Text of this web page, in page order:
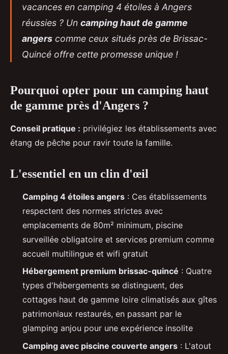
vacances en camping 4 étoiles à Angers
réussies ? Un camping haut de gamme
angers comme ceux situés près de Brissac-
Quincé offre cette promesse unique !
Pourquoi opter pour un camping haut
de gamme près d'Angers ?
Conseil pratique : privilégiez les établissements avec
étang de pêche pour ravir toute la famille.
L'essentiel en un clin d'œil
Camping 4 étoiles angers : Ces établissements
respectent des normes strictes avec
emplacements de 80m² minimum, piscine
surveillée obligatoire et services premium comme
accueil multilingue et wifi gratuit
Hébergement premium brissac-quincé : Quatre
types d'hébergements se distinguent, des
cottages haut de gamme loire climatisés aux gîtes
patrimoniaux restaurés, en passant par le
glamping anjou pour une expérience insolite
Camping avec piscine couverte angers : L'atout